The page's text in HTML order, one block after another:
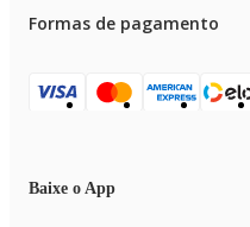
Formas de pagamento
Baixe o App